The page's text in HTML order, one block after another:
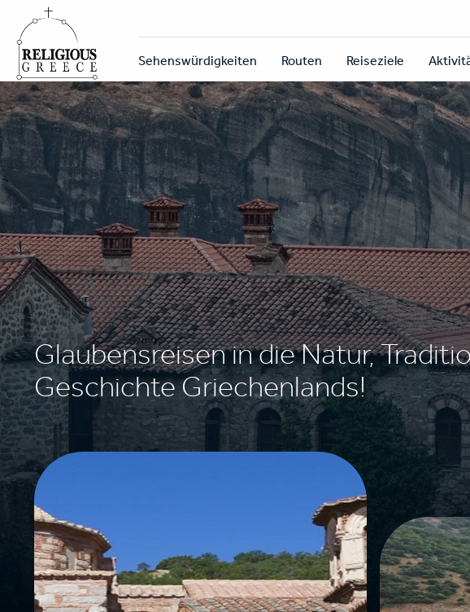
main
content
Κεντρική
πλοήγηση
Sehenswürdigkeiten Routen Reiseziele
Glaubensreisen in die Natur,
Geschichte Griechenlands!